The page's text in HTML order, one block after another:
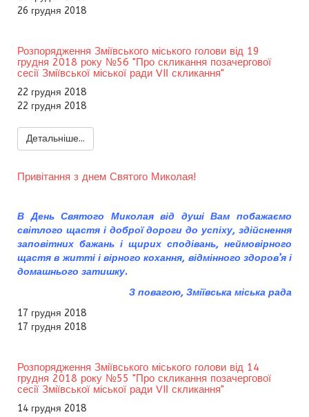
26 грудня 2018
Розпорядження Зміївського міського голови від 19
грудня 2018 року №56 "Про скликання позачергової
сесії Зміївської міської ради VIІ скликання"
22 грудня 2018
22 грудня 2018
Детальніше...
Привітання з днем Святого Миколая!
В День Святого Миколая від душі Вам побажаємо
світлого щастя і доброї дороги до успіху, здійснення
заповітних бажань і щирих сподівань, неймовірного
щастя в житті і вірного кохання, відмінного здоров’я і
домашнього затишку.
З повагою, Зміївська міська рада
17 грудня 2018
17 грудня 2018
Розпорядження Зміївського міського голови від 14
грудня 2018 року №55 "Про скликання позачергової
сесії Зміївської міської ради VIІ скликання"
14 грудня 2018